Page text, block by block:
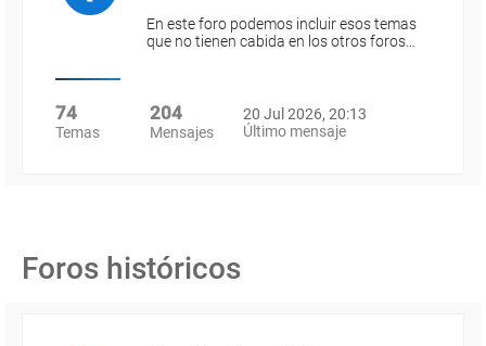
En este foro podemos incluir esos temas
que no tienen cabida en los otros foros…
74
Temas
204
Mensajes
20 Jul 2026, 20:13
Último mensaje
Foros históricos